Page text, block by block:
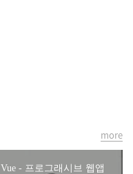
Vue - 프로그래시브 웹앱
more